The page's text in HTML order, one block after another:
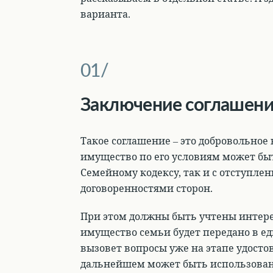
варианта.
Заключение
Такое соглашение – это
имущество по его условиям может
Семейному кодексу, так и с
договоренностями сторон.
При этом должны быть учтены
имущество семьи будет передано в
вызовет вопросы уже на этапе
дальнейшем может быть